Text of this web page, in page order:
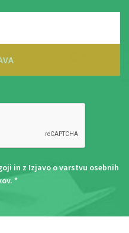
in z Izjavo o varstvu osebnih
. *